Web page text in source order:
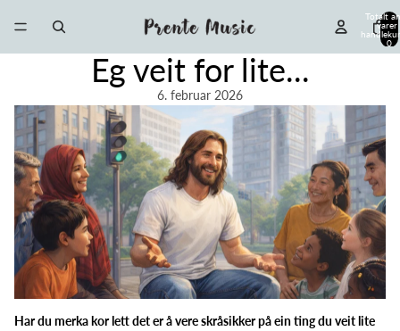
Totalt
varer
0
Eg veit for lite...
6. februar 2026
Har du merka kor lett det er å vere skråsikker på ein ting du veit lite